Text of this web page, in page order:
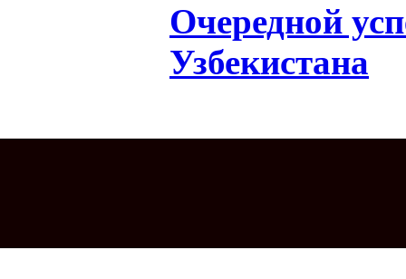
Очередной
Узбекистана